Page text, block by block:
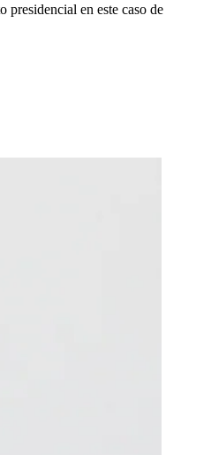
presidencial en este caso de